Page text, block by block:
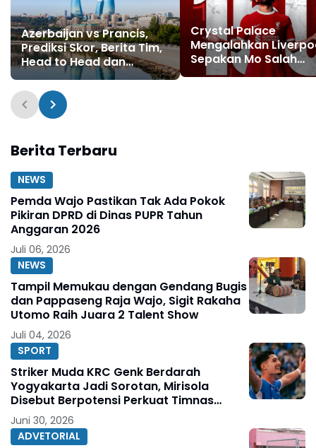
Azerbaijan vs Prancis,
Prediksi Skor, Berita Tim,
Head to Head dan
Lainnya 16 November
2025
Crystal Palace
Mengalahkan
Sepakan Mo Salah
Meleset, Henderson
Berita Terbaru
NEWS
Pemda Wajo Pastikan Tak Ada Pokok
Pikiran DPRD di Dinas PUPR Tahun
Anggaran 2026
Juli 06, 2026
NEWS
Tampil Memukau dengan Gendang Bugis
dan Pappaseng Raja Wajo, Sigit Rakaha
Utomo Raih Juara 2 Talent Show
Juli 04, 2026
SPORT
Striker Muda KRC Genk Berdarah
Yogyakarta Jadi Sorotan, Mirisola
Disebut Berpotensi Perkuat Timnas
Indonesia
Juni 30, 2026
ADVETORIAL